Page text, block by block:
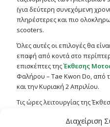
Διαχείριση
(για δεύτερη συνεχόμενη
πληρέστερες και πιο
scooters.
Όλες αυτές οι επιλογές θα
επαφή από κοντά στο
επισκέπτες τηςΈκθεσης
Φαλήρου – Tae Kwon Do, από
και την Κυριακή 2 Απριλίου.
Τις ώρες λειτουργίας της
να γνωρίσετε τα μοντέλα της